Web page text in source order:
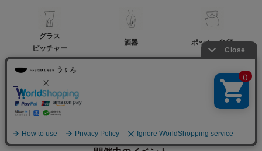
グラス
ピッチャー
酒器 ポット・急須
カトラリー・箸
箸置き
キッチン用品
土鍋